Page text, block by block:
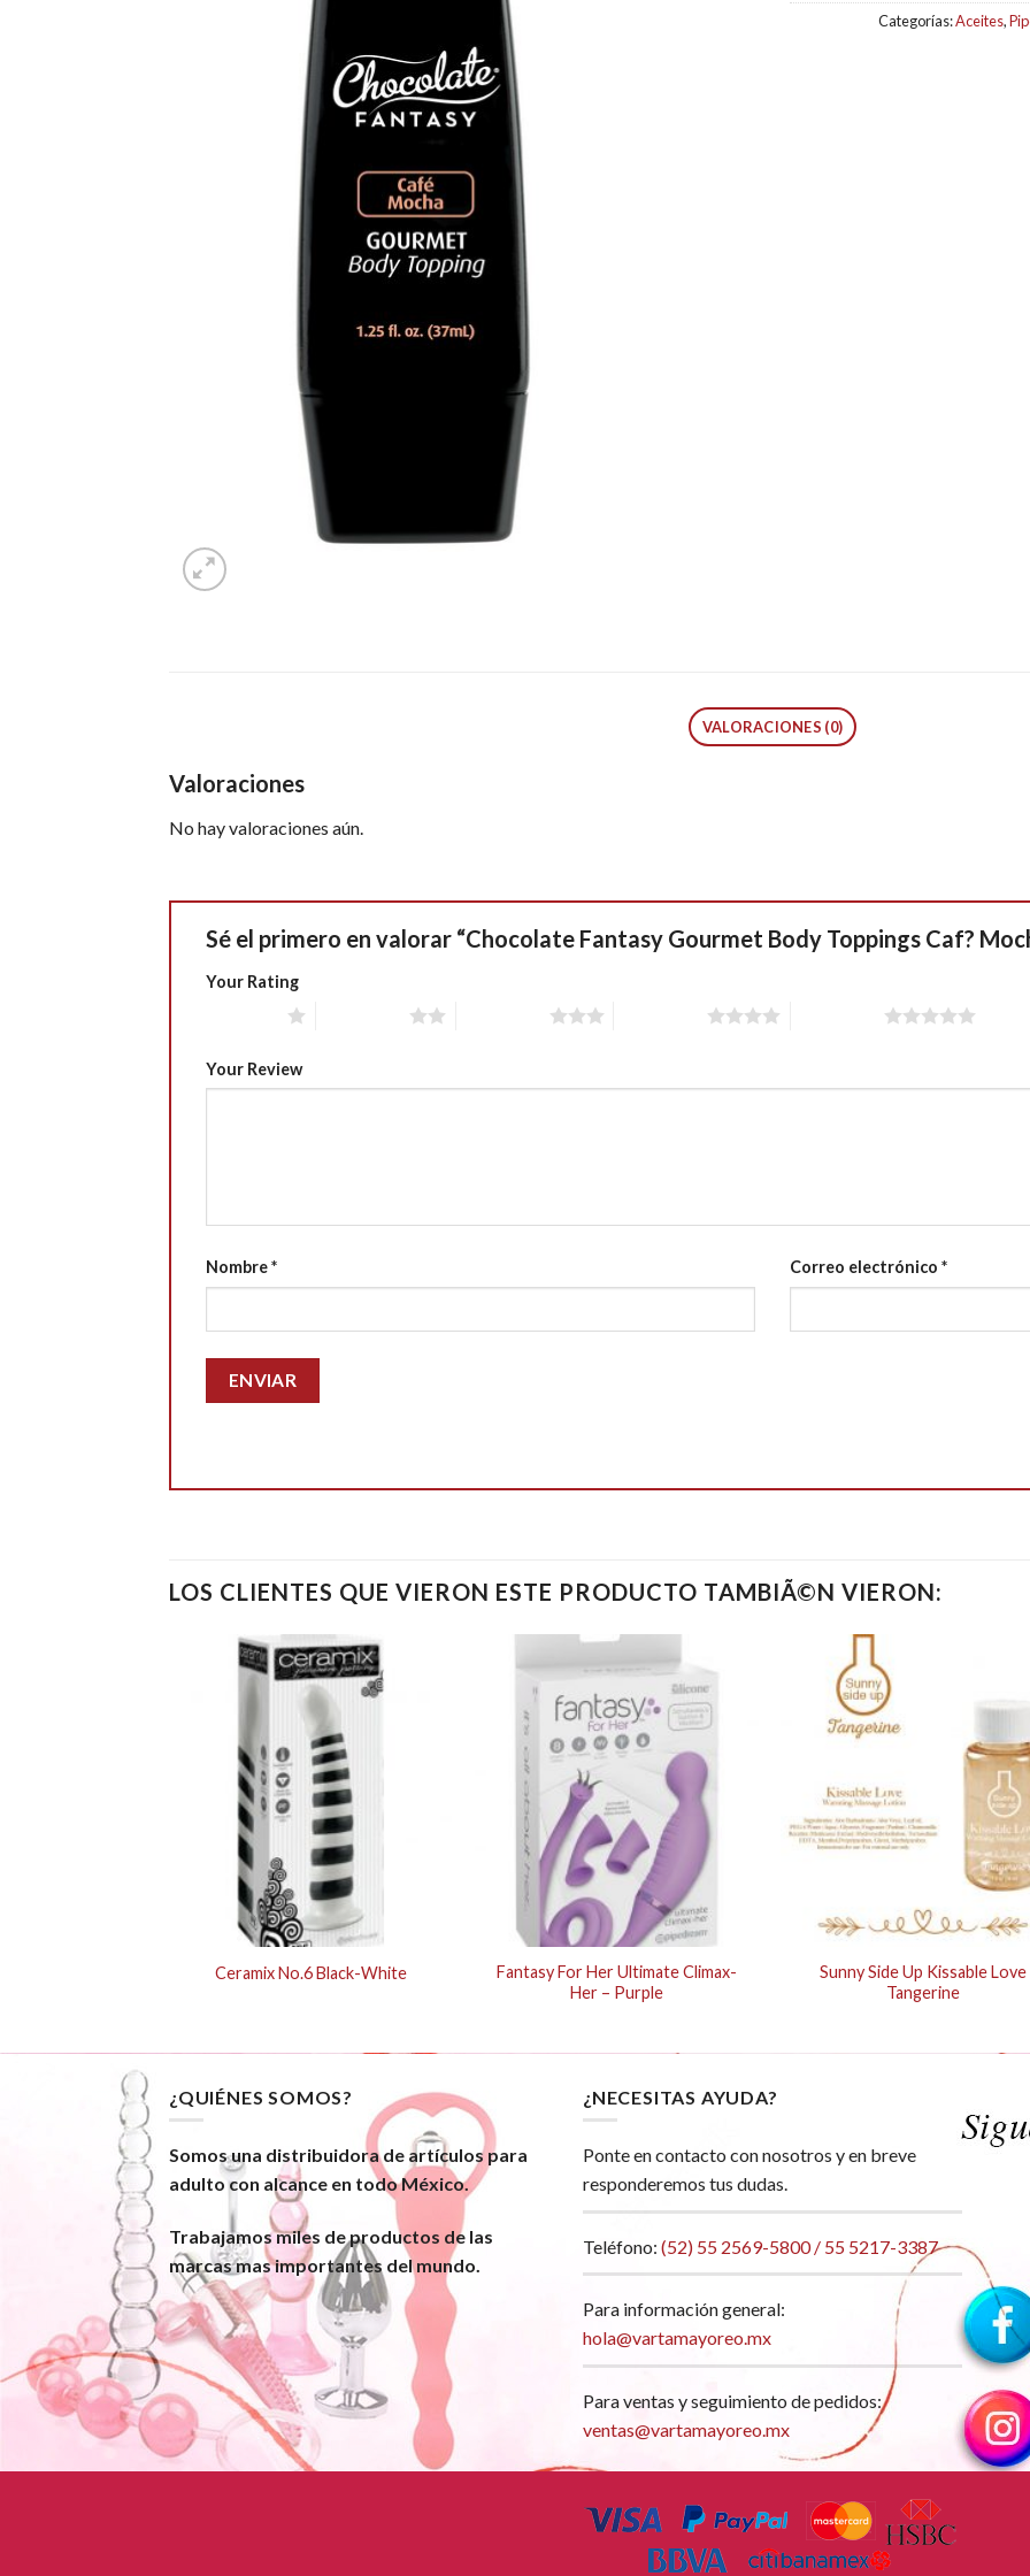
Categorías:Aceites,
VALORACIONES (0)
Valoraciones
No hay valoraciones aún.
Sé el primero en valorar “Chocolate Fantasy Gourmet Body Toppings Caf?
Your Rating
Your Review
Nombre* Correo electrónico *
LOS CLIENTES QUE VIERON ESTE PRODUCTO TAMBIÃ©N VIERON:
Ceramix No.6 Black-White
Fantasy For Her Ultimate Climax-
Her – Purple
Sunny Side Up Kissable Love
Tangerine
¿QUIÉNES SOMOS?
Somos una distribuidora de artículos para
adulto con alcance en todo México.
Trabajamos miles de productos de las
marcas mas importantes del mundo.
¿NECESITAS AYUDA?
Ponte en contacto con nosotros y en breve
responderemos tus dudas.
Teléfono: (52) 55 2569-5800 / 55 5217-3387
Para información general:
hola@vartamayoreo.mx
Para ventas y seguimiento de pedidos:
ventas@vartamayoreo.mx